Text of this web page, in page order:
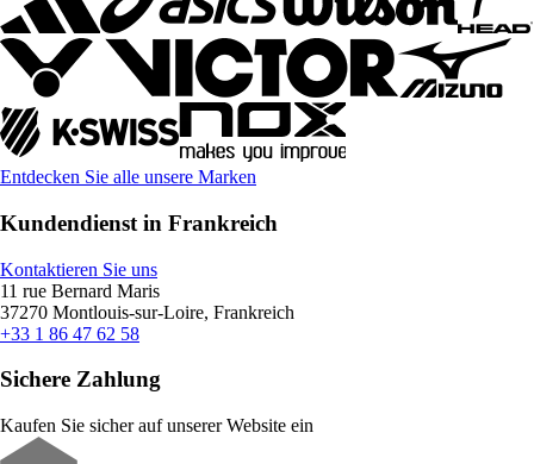
Entdecken Sie alle unsere Marken
Kundendienst in Frankreich
Kontaktieren Sie uns
11 rue Bernard Maris
37270 Montlouis-sur-Loire, Frankreich
+33 1 86 47 62 58
Sichere Zahlung
Kaufen Sie sicher auf unserer Website ein